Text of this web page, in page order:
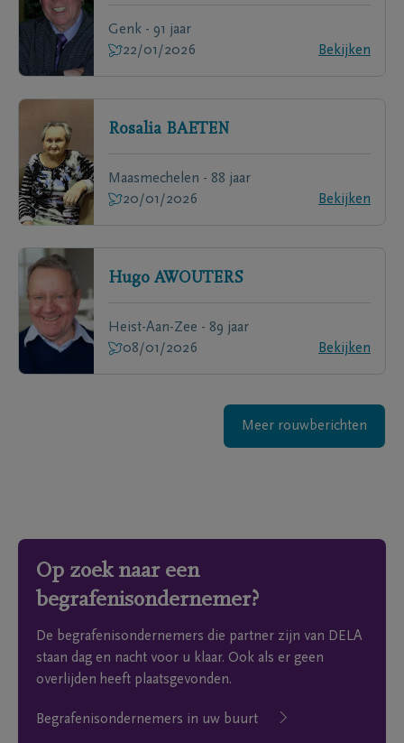
Genk - 91 jaar
22/01/2026
Bekijken
Rosalia BAETEN
Maasmechelen - 88 jaar
20/01/2026
Bekijken
Hugo AWOUTERS
Heist-Aan-Zee - 89 jaar
08/01/2026
Bekijken
Meer rouwberichten
Op zoek naar een
begrafenisondernemer?
De begrafenisondernemers die partner zijn van DELA
staan dag en nacht voor u klaar. Ook als er geen
overlijden heeft plaatsgevonden.
Begrafenisondernemers in uw buurt